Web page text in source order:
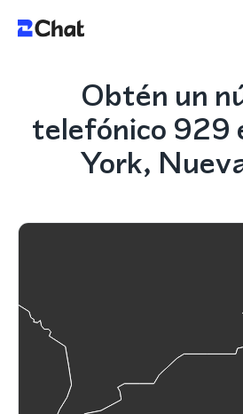
Obtén un
telefónico 929
York,